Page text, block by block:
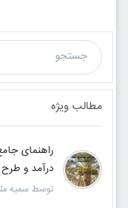
مطالب ویژه
راهنمای
درآمد و
توسط سمیه